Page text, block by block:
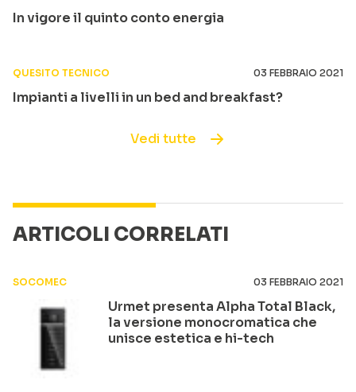
In vigore il quinto conto energia
QUESITO TECNICO 03 FEBBRAIO 2021
Impianti a livelli in un bed and breakfast?
Vedi tutte
ARTICOLI CORRELATI
SOCOMEC 03 FEBBRAIO 2021
Urmet presenta Alpha Total Black,
la versione monocromatica che
unisce estetica e hi-tech